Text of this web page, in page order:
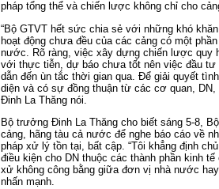
pháp tổng thể và chiến lược không chỉ cho
“Bộ GTVT hết sức chia sẻ với những khó
hoạt động chưa đều của các cảng có một
nước. Rõ ràng, việc xây dựng chiến lược quy
với thực tiễn, dự báo chưa tốt nên việc đầu tư
dẫn đến ùn tắc thời gian qua. Để giải quyết
diện và có sự đồng thuận từ các cơ quan,
Đinh La Thăng nói.
Bộ trưởng Đinh La Thăng cho biết sáng 5-8,
cảng, hãng tàu cả nước để nghe báo cáo về
pháp xử lý tồn tại, bất cập. “Tôi khẳng định
điều kiện cho DN thuộc các thành phần kinh
xử không công bằng giữa đơn vị nhà nước
nhấn mạnh.